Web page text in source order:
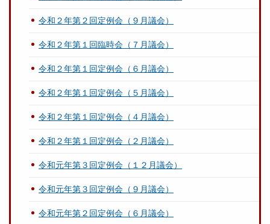
令和２年第２回定例会（９月議会）
令和２年第１回臨時会（７月議会）
令和２年第１回定例会（６月議会）
令和２年第１回定例会（５月議会）
令和２年第１回定例会（４月議会）
令和２年第１回定例会（２月議会）
令和元年第３回定例会（１２月議会）
令和元年第３回定例会（９月議会）
令和元年第２回定例会（６月議会）